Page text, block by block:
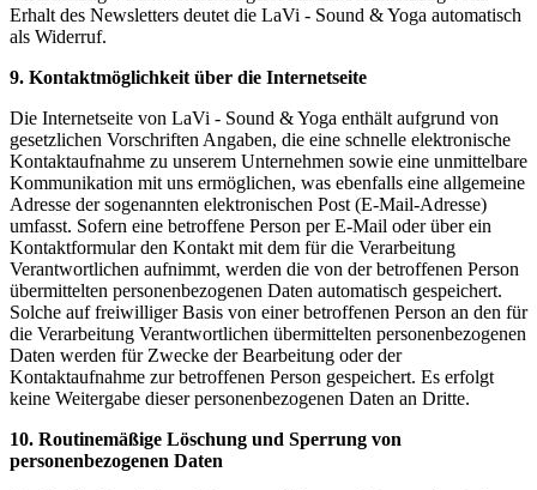
Erhalt des Newsletters deutet die LaVi - Sound & Yoga automatisch
als Widerruf.
9. Kontaktmöglichkeit über die Internetseite
Die Internetseite von LaVi - Sound & Yoga enthält aufgrund von
gesetzlichen Vorschriften Angaben, die eine schnelle elektronische
Kontaktaufnahme zu unserem Unternehmen sowie eine unmittelbare
Kommunikation mit uns ermöglichen, was ebenfalls eine allgemeine
Adresse der sogenannten elektronischen Post (E-Mail-Adresse)
umfasst. Sofern eine betroffene Person per E-Mail oder über ein
Kontaktformular den Kontakt mit dem für die Verarbeitung
Verantwortlichen aufnimmt, werden die von der betroffenen Person
übermittelten personenbezogenen Daten automatisch gespeichert.
Solche auf freiwilliger Basis von einer betroffenen Person an den für
die Verarbeitung Verantwortlichen übermittelten personenbezogenen
Daten werden für Zwecke der Bearbeitung oder der
Kontaktaufnahme zur betroffenen Person gespeichert. Es erfolgt
keine Weitergabe dieser personenbezogenen Daten an Dritte.
10. Routinemäßige Löschung und Sperrung von
personenbezogenen Daten